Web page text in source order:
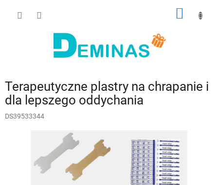
Terapeutyczne plastry na chrapanie i
dla lepszego oddychania
DS39533344